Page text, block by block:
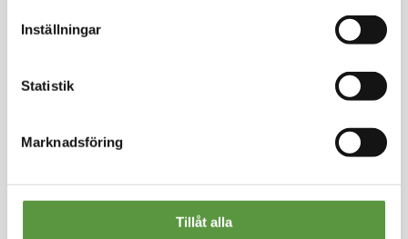
Inställningar
Statistik
Marknadsföring
Tillåt alla
Logga in för att handla
Kontakt
Meal Makers